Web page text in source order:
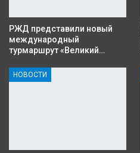
РЖД представили новый
международный
турмаршрут «Великий…
НОВОСТИ